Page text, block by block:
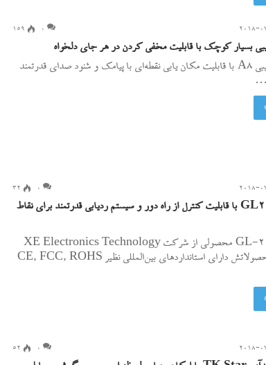
2018-
0 ۱۵۹
بسیار کوچک با قابلیت مخفی کردن در هر جای دلخواه
ردیاب کوچک جیبی A8 با قابلیت مکان یابی نقطه‌ای با پیامک و شنود صدای قدرتمند
2018-
0 ۳۲
ردیاب خودرو GL201 با قابلیت کنترل از راه دور و سیستم ردیابی قدرتمند برای نقاط
ردیاب خودرو GL-201 محصولی از شرکت XE Electronics Technology
Ltd. است که محصولاتش دارای استانداردهای بین‌المللی نظیر CE, FCC, ROHS
2018-
0 ۵۲